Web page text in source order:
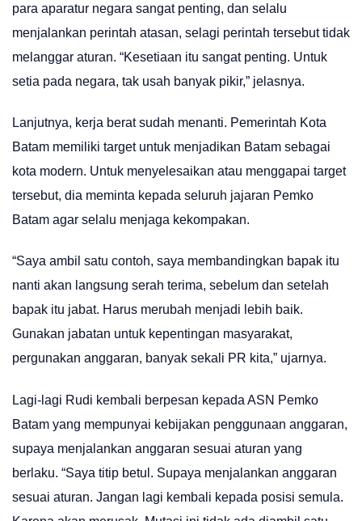
para aparatur negara sangat penting, dan selalu
menjalankan perintah atasan, selagi perintah tersebut tidak
melanggar aturan. “Kesetiaan itu sangat penting. Untuk
setia pada negara, tak usah banyak pikir,” jelasnya.
Lanjutnya, kerja berat sudah menanti. Pemerintah Kota
Batam memiliki target untuk menjadikan Batam sebagai
kota modern. Untuk menyelesaikan atau menggapai target
tersebut, dia meminta kepada seluruh jajaran Pemko
Batam agar selalu menjaga kekompakan.
“Saya ambil satu contoh, saya membandingkan bapak itu
nanti akan langsung serah terima, sebelum dan setelah
bapak itu jabat. Harus merubah menjadi lebih baik.
Gunakan jabatan untuk kepentingan masyarakat,
pergunakan anggaran, banyak sekali PR kita,” ujarnya.
Lagi-lagi Rudi kembali berpesan kepada ASN Pemko
Batam yang mempunyai kebijakan penggunaan anggaran,
supaya menjalankan anggaran sesuai aturan yang
berlaku. “Saya titip betul. Supaya menjalankan anggaran
sesuai aturan. Jangan lagi kembali kepada posisi semula.